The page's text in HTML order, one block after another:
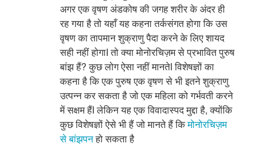
अगर एक वृषण अंडकोष की जगह शरीर के अंदर ही
रह गया है तो यहाँ यह कहना तर्कसंगत होगा कि उस
वृषण का तापमान शुक्राणु पैदा करने के लिए शायद
सही नहीं होगाI तो क्या मोनोरचिज़म से प्रभावित पुरुष
बांझ हैं? कुछ लोग ऐसा नहीं मानतेI विशेषज्ञों का
कहना है कि एक पुरुष एक वृषण से भी इतने शुक्राणु
उत्पन्न कर सकता है जो एक महिला को गर्भवती करने
में सक्षम हैंI लेकिन यह एक विवादास्पद मुद्दा है, क्योंकि
कुछ विशेषज्ञों ऐसे भी हैं जो मानते हैं किमोनोरचिज़म
से बांझपनहो सकता है